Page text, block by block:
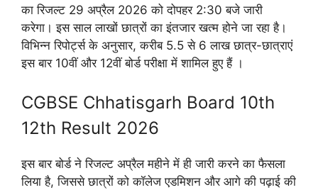
का रिजल्ट 29 अप्रैल 2026 को दोपहर 2:30 बजे जारी
करेगा। इस साल लाखों छात्रों का इंतजार खत्म होने जा रहा है।
विभिन्न रिपोर्ट्स के अनुसार, करीब 5.5 से 6 लाख छात्र-छात्राएं
इस बार 10वीं और 12वीं बोर्ड परीक्षा में शामिल हुए हैं ।
CGBSE Chhatisgarh Board 10th
12th Result 2026
इस बार बोर्ड ने रिजल्ट अप्रैल महीने में ही जारी करने का फैसला
लिया है, जिससे छात्रों को कॉलेज एडमिशन और आगे की पढ़ाई की